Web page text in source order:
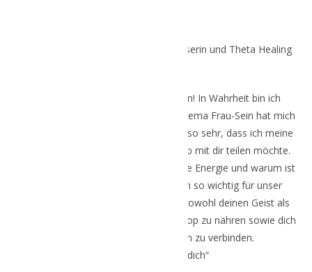
Yogalehrerin, Gesichtleserin und Theta Healing
Doch das sind „nur“ Identifikationen! In Wahrheit bin ich
Mensch, Frau und Mutter! Und das Thema Frau-Sein hat mich
in letzter Zeit in den Bann gezogen – so sehr, dass ich meine
Erkenntnisse gern in einem Workshop mit dir teilen möchte.
Was bedeutet weibliche und männliche Energie und warum ist
die Balance zwischen diesen beiden so wichtig für unser
Leben? Du bist herzlich eingeladen, sowohl deinen Geist als
auch deinen Körper in diesem Workshop zu nähren sowie dich
mit deinem Unterbewusstsein zu verbinden.
Ich freue mich auf dich“